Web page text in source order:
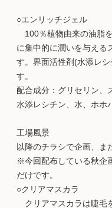
○エンリッチジェル
100％植物由来の油脂
に集中的に潤いを与える
す。界面活性剤(水添レ
す。
配合成分：グリセリン、
水添レシチン、水、ホホ
工場風景
以降のチラシで企画、ま
※今回配布している秋企
だけです。
○クリアマスカラ
クリアマスカラは睫毛